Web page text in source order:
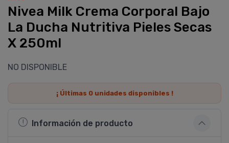
Nivea Milk Crema Corporal Bajo
La Ducha Nutritiva Pieles Secas
X 250ml
NO DISPONIBLE
¡ Últimas 0unidades disponibles !
Información de producto